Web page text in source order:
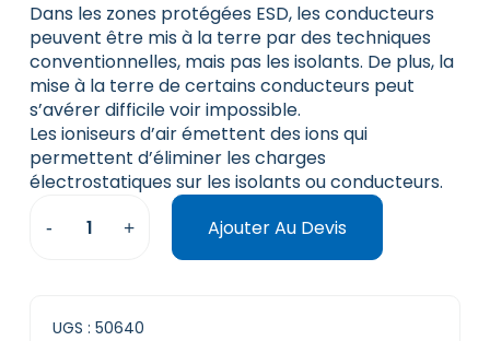
Dans les zones protégées ESD, les conducteurs
peuvent être mis à la terre par des techniques
conventionnelles, mais pas les isolants. De plus, la
mise à la terre de certains conducteurs peut
s’avérer difficile voir impossible.
Les ioniseurs d’air émettent des ions qui
permettent d’éliminer les charges
électrostatiques sur les isolants ou conducteurs.
Ajouter Au Devis
UGS : 50640